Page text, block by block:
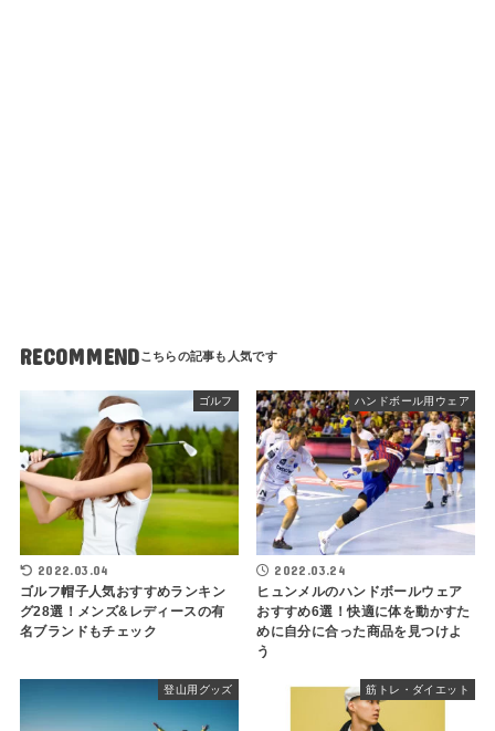
RECOMMEND
ゴルフ
2022.03.04
ゴルフ帽子人気おすすめランキン
グ28選！メンズ&レディースの有
名ブランドもチェック
ハンドボール用ウェア
2022.03.24
ヒュンメルのハンドボールウェア
おすすめ6選！快適に体を動かすた
めに自分に合った商品を見つけよ
う
登山用グッズ 筋トレ・ダイエット